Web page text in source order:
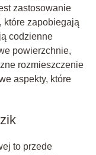
zastosowanie
które zapobiegają
codzienne
powierzchnie,
rozmieszczenie
aspekty, które
to przede